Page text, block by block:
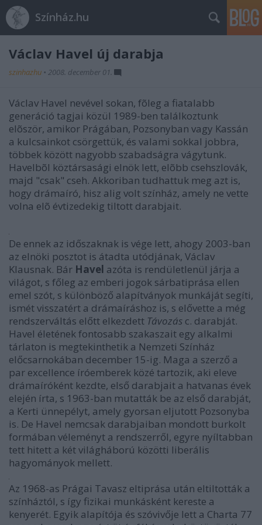
Színház.hu
Václav Havel új darabja
szinhazhu • 2008. december 01.
Václav Havel nevével sokan, fõleg a fiatalabb
generáció tagjai közül 1989-ben találkoztunk
elõször, amikor Prágában, Pozsonyban vagy Kassán
a kulcsainkot csörgettük, és valami sokkal jobbra,
többek között nagyobb szabadságra vágytunk.
Havelbõl köztársasági elnök lett, elõbb csehszlovák,
majd "csak" cseh. Akkoriban tudhattuk meg azt is,
hogy drámaíró, hisz alig volt színház, amely ne vette
volna elõ évtizedekig tiltott darabjait.
De ennek az időszaknak is vége lett, ahogy 2003-ban
az elnöki posztot is átadta utódjának, Václav
Klausnak. Bár Havel azóta is rendületlenül járja a
világot, s főleg az emberi jogok sárbatiprása ellen
emel szót, s különböző alapítványok munkáját segíti,
ismét visszatért a drámaíráshoz is, s elővette a még
rendszerváltás előtt elkezdett Távozás c. darabját.
Havel életének fontosabb szakaszait egy alkalmi
tárlaton is megtekinthetik a Nemzeti Színház
előcsarnokában december 15-ig. Maga a szerző a
par excellence íróemberek közé tartozik, aki eleve
drámaíróként kezdte, első darabjait a hatvanas évek
elején írta, s 1963-ban mutatták be az első darabját,
a Kerti ünnepélyt, amely gyorsan eljutott Pozsonyba
is. De Havel nemcsak darabjaiban mondott burkolt
formában véleményt a rendszerről, egyre nyíltabban
tett hitett a két világháború közötti liberális
hagyományok mellett.
Az 1968-as Prágai Tavasz eltiprása után eltiltották a
színháztól, s így fizikai munkásként kereste a
kenyerét. Egyik alapítója és szóvivője lett a Charta 77